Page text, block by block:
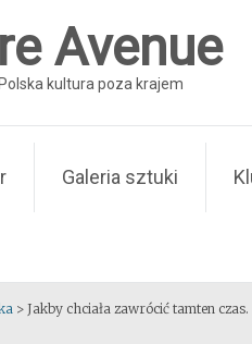
Avenue
Polska kultura poza krajem
Galeria sztuki
> Jakby chciała zawrócić tamten